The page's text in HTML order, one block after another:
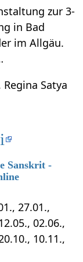
zur 3-
in Bad
im Allgäu.
Satya
Sanskrit -
27.01.,
02.06.,
10.11.,